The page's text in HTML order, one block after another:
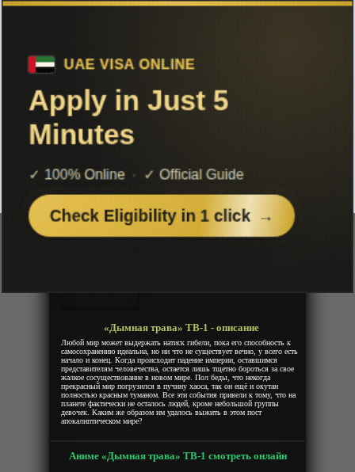
Чтобы не терять с нами связь,
подписывайся на наш
«Дымная трава» ТВ-1
Добавленно: 27 марта 2019 | Серии: [12 из 12]
Год:2019
«Дымная трава» ТВ-1 - описание
Любой мир может выдержать натиск гибели, пока его способность к
самосохранению идеальна, но ни что не существует вечно, у всего есть
начало и конец. Когда происходит падение империи, оставшимся
представителям человечества, остается лишь тщетно бороться за свое
жалкое сосуществование в новом мире. Пол беды, что некогда
прекрасный мир погрузился в пучину хаоса, так он ещё и окутан
полностью красным туманом. Все эти события привели к тому, что на
планете фактически не осталось людей, кроме небольшой группы
девочек. Каким же образом им удалось выжить в этом пост
апокалиптическом мире?
Аниме «Дымная трава» ТВ-1 смотреть онлайн